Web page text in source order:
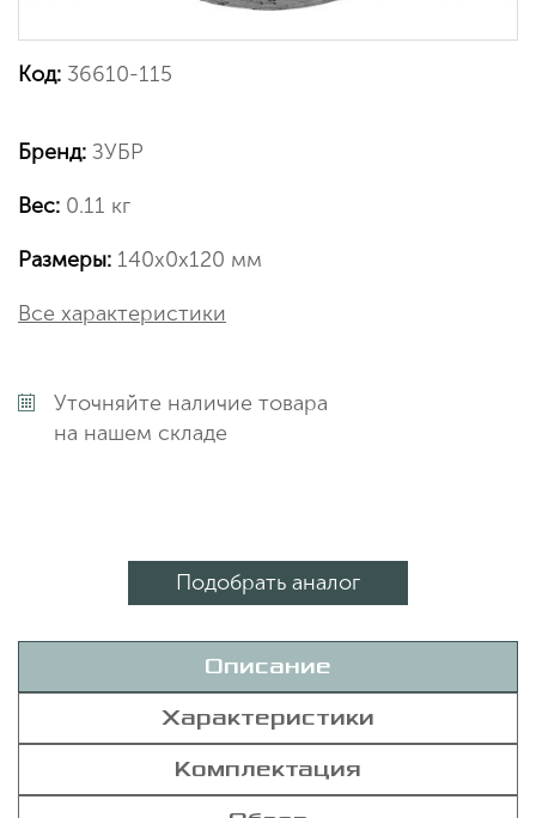
Код: 36610-115
Бренд: ЗУБР
Вес: 0.11 кг
Размеры: 140х0х120 мм
Все характеристики
Уточняйте наличие товара
на нашем складе
Подобрать аналог
Описание
Характеристики
Комплектация